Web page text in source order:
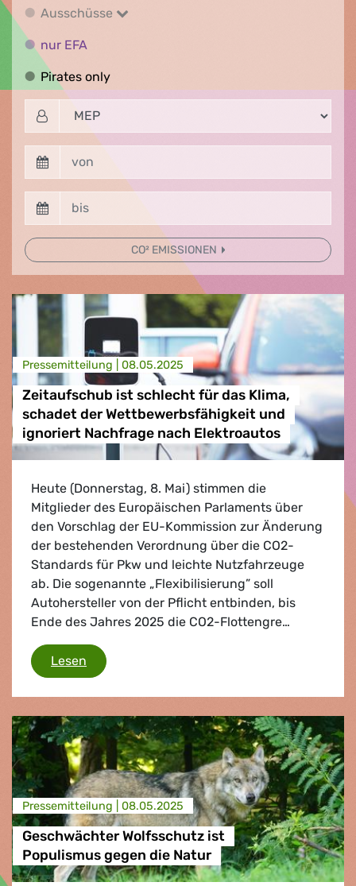
Ausschüsse
Ausschüsse
nur EFA
Pirates onlyPirates only
CO² EMISSIONEN
Presse­mitteilung | 08.05.2025
Zeitaufschub ist schlecht für das Klima,
schadet der Wettbewerbsfähigkeit und
ignoriert Nachfrage nach Elektroautos
Heute (Donnerstag, 8. Mai) stimmen die
Mitglieder des Europäischen Parlaments über
den Vorschlag der EU-Kommission zur Änderung
der bestehenden Verordnung über die CO2-
Standards für Pkw und leichte Nutzfahrzeuge
ab. Die sogenannte „Flexibilisierung” soll
Autohersteller von der Pflicht entbinden, bis
Ende des Jahres 2025 die CO2-Flottengre…
Lesen Zeitaufschub ist schlecht für das Klima,
Presse­mitteilung | 08.05.2025
Geschwächter Wolfsschutz ist
Populismus gegen die Natur